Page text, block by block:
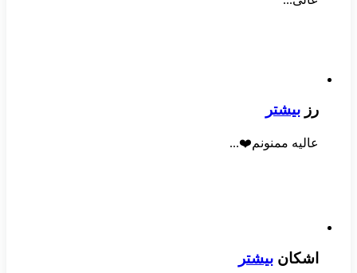
رز بیشتر
عالیه ممنونم❤️...
اشکان بیشتر